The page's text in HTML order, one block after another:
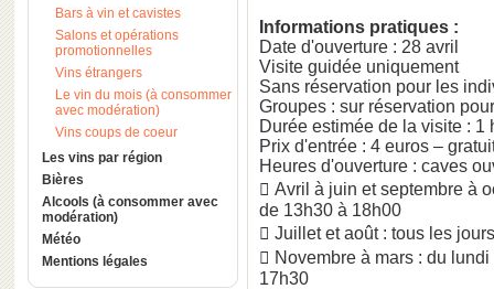
Bars à vin et cavistes
Salons et opérations
promotionnelles
Vins étrangers
Le vin du mois (à consommer
avec modération)
Vins coups de coeur
Les vins par région
Bières
Alcools (à consommer avec
modération)
Météo
Mentions légales
Informations pratiques :
Date d'ouverture : 28 avril
Visite guidée uniquement
Sans réservation pour les
Groupes : sur réservation
Durée estimée de la visite : 1
Prix d'entrée : 4 euros –
Heures d'ouverture : caves
 Avril à juin et septembre à
de 13h30 à 18h00
 Juillet et août : tous les
 Novembre à mars : du
17h30